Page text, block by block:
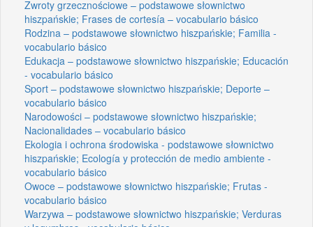
Zwroty grzecznościowe – podstawowe słownictwo
hiszpańskie; Frases de cortesía – vocabulario básico
Rodzina – podstawowe słownictwo hiszpańskie; Familia -
vocabulario básico
Edukacja – podstawowe słownictwo hiszpańskie; Educación
- vocabulario básico
Sport – podstawowe słownictwo hiszpańskie; Deporte –
vocabulario básico
Narodowości – podstawowe słownictwo hiszpańskie;
Nacionalidades – vocabulario básico
Ekologia i ochrona środowiska - podstawowe słownictwo
hiszpańskie; Ecología y protección de medio ambiente -
vocabulario básico
Owoce – podstawowe słownictwo hiszpańskie; Frutas -
vocabulario básico
Warzywa – podstawowe słownictwo hiszpańskie; Verduras